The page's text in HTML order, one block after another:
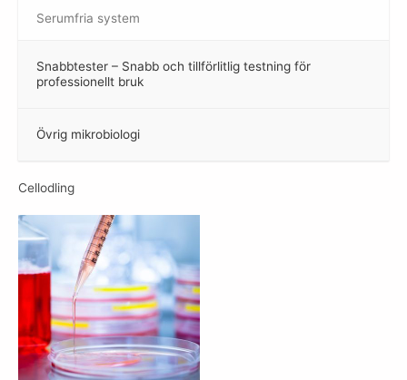
Serumfria system
Snabbtester – Snabb och tillförlitlig testning för
professionellt bruk
–
Övrig mikrobiologi
–
Cellodling